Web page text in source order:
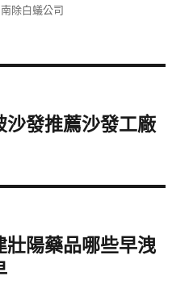
除白蟻公司
發推薦沙發工廠
陽藥品哪些早洩